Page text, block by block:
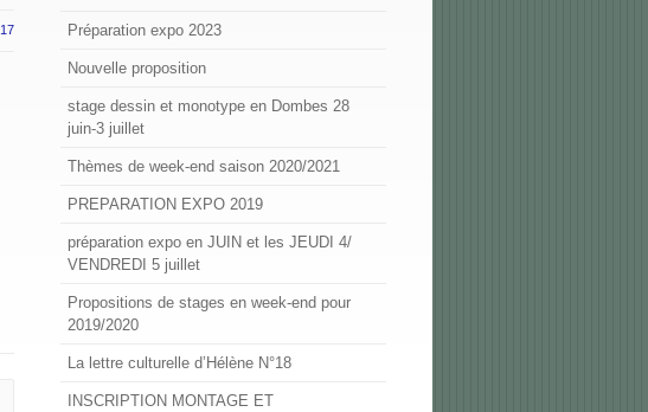
17 Préparation expo 2023
Nouvelle proposition
stage dessin et monotype en Dombes 28
juin-3 juillet
Thèmes de week-end saison 2020/2021
PREPARATION EXPO 2019
préparation expo en JUIN et les JEUDI 4/
VENDREDI 5 juillet
Propositions de stages en week-end pour
2019/2020
La lettre culturelle d’Hélène N°18
INSCRIPTION MONTAGE ET